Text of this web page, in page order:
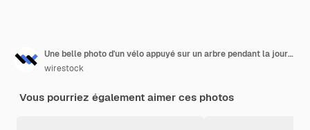
Une belle photo d'un vélo appuyé sur un arbre pendant la journée
wirestock
Vous pourriez également aimer ces photos